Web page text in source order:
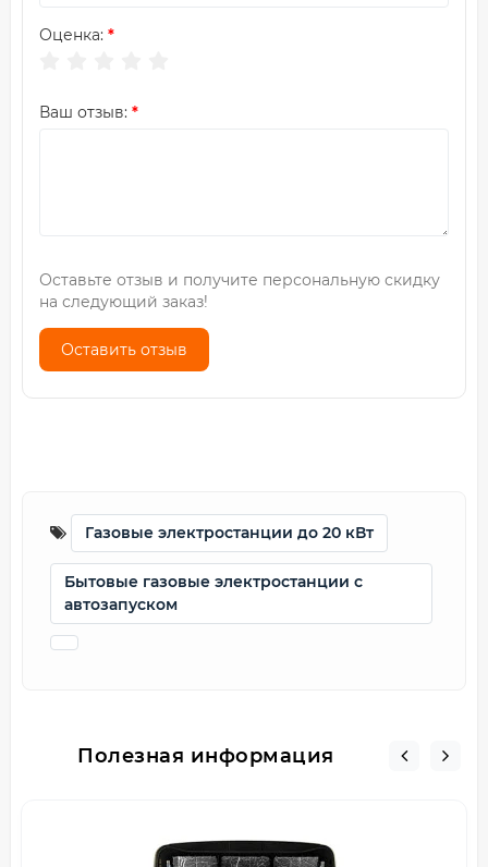
Оценка:
Ваш отзыв:
Оставьте отзыв и получите персональную скидку
на следующий заказ!
Оставить отзыв
Газовые электростанции до 20 кВт
Бытовые газовые электростанции с
автозапуском
Полезная информация